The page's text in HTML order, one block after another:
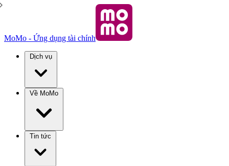
MoMo - Ứng dụng tài chính
Dịch vụ
Về MoMo
Tin tức